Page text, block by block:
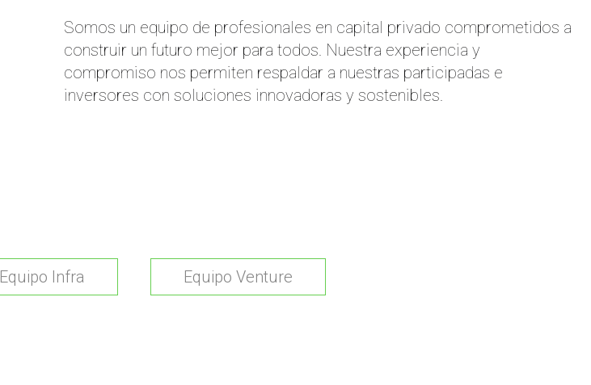
Somos un equipo de profesionales en capital privado comprometidos a
construir un futuro mejor para todos. Nuestra experiencia y
compromiso nos permiten respaldar a nuestras participadas e
inversores con soluciones innovadoras y sostenibles.
Equipo Infra Equipo Venture